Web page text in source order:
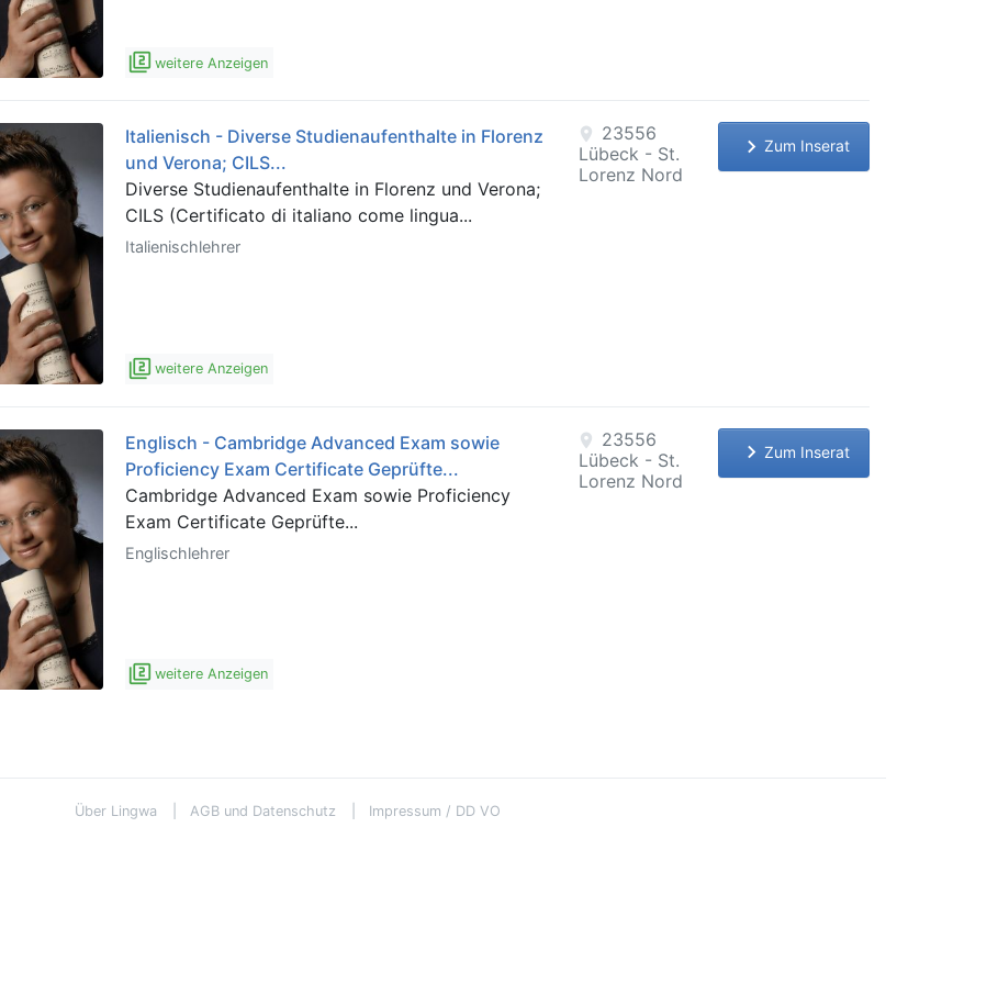
filter_2 weitere Anzeigen
Italienisch - Diverse Studienaufenthalte in Florenz
und Verona; CILS...
Diverse Studienaufenthalte in Florenz und Verona;
CILS (Certificato di italiano come lingua...
Italienischlehrer
filter_2 weitere Anzeigen
location_on 23556
Lübeck - St.
Lorenz Nord
keyboard_arrow_right Zum Inserat
Englisch - Cambridge Advanced Exam sowie
Proficiency Exam Certificate Geprüfte...
Cambridge Advanced Exam sowie Proficiency
Exam Certificate Geprüfte...
Englischlehrer
filter_2 weitere Anzeigen
location_on 23556
Lübeck - St.
Lorenz Nord
keyboard_arrow_right Zum Inserat
Über Lingwa AGB und Datenschutz Impressum / DD VO